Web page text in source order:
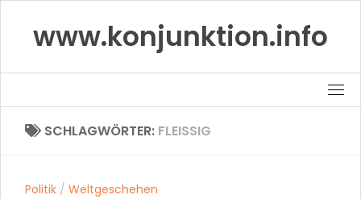
contentwww.konjunktion.info
SCHLAGWÖRTER: FLEISSIG
Politik / Weltgeschehen